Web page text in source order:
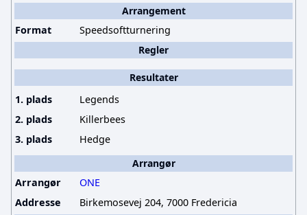
Arrangement
Format
Speedsoftturnering
Regler
Resultater
1. plads
Legends
2. plads
Killerbees
3. plads
Hedge
Arrangør
Arrangør
ONE
Addresse
Birkemosevej 204, 7000 Fredericia